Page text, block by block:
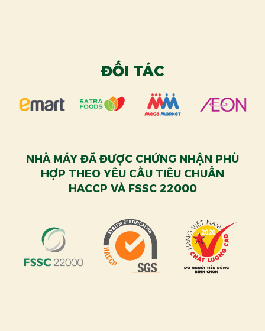
ĐỐI TÁC
NHÀ MÁY ĐÃ ĐƯỢC CHỨNG NHẬN PHÙ
HỢP THEO YÊU CẦU TIÊU CHUẨN
HACCP VÀ FSSC 22000